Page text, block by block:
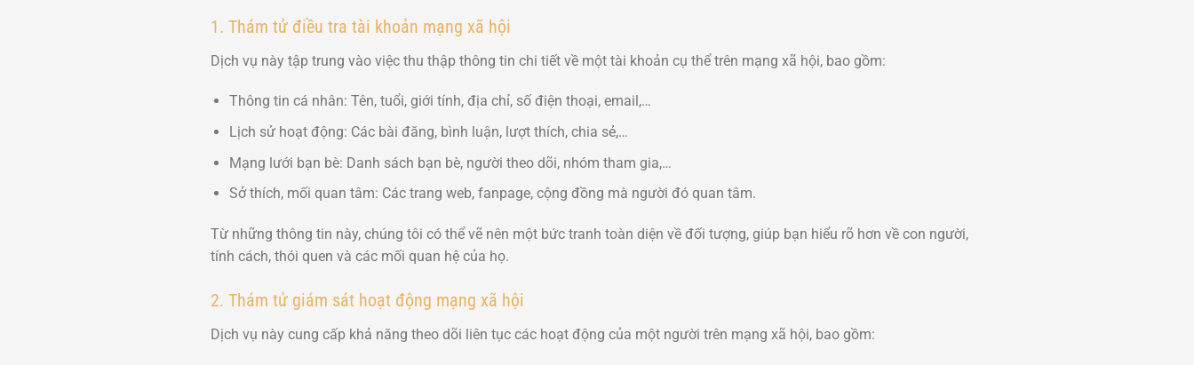
1. Thám tử điều tra tài khoản mạng xã hội
Dịch vụ này tập trung vào việc thu thập thông tin chi tiết về một tài khoản cụ thể trên mạng xã hội, bao gồm:
Thông tin cá nhân: Tên, tuổi, giới tính, địa chỉ, số điện thoại, email,…
Lịch sử hoạt động: Các bài đăng, bình luận, lượt thích, chia sẻ,…
Mạng lưới bạn bè: Danh sách bạn bè, người theo dõi, nhóm tham gia,…
Sở thích, mối quan tâm: Các trang web, fanpage, cộng đồng mà người đó quan tâm.
Từ những thông tin này, chúng tôi có thể vẽ nên một bức tranh toàn diện về đối tượng, giúp bạn hiểu rõ hơn về con người,
tính cách, thói quen và các mối quan hệ của họ.
2. Thám tử giám sát hoạt động mạng xã hội
Dịch vụ này cung cấp khả năng theo dõi liên tục các hoạt động của một người trên mạng xã hội, bao gồm: